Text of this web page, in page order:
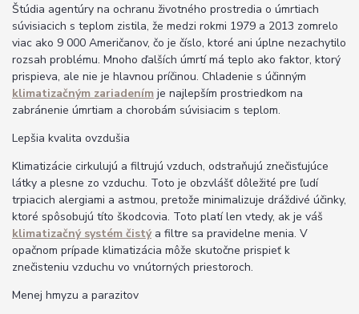
Štúdia agentúry na ochranu životného prostredia o úmrtiach
súvisiacich s teplom zistila, že medzi rokmi 1979 a 2013 zomrelo
viac ako 9 000 Američanov, čo je číslo, ktoré ani úplne nezachytilo
rozsah problému. Mnoho ďalších úmrtí má teplo ako faktor, ktorý
prispieva, ale nie je hlavnou príčinou. Chladenie s účinným
klimatizačným zariadením je najlepším prostriedkom na
zabránenie úmrtiam a chorobám súvisiacim s teplom.
Lepšia kvalita ovzdušia
Klimatizácie cirkulujú a filtrujú vzduch, odstraňujú znečisťujúce
látky a plesne zo vzduchu. Toto je obzvlášť dôležité pre ľudí
trpiacich alergiami a astmou, pretože minimalizuje dráždivé účinky,
ktoré spôsobujú títo škodcovia. Toto platí len vtedy, ak je váš
klimatizačný systém čistýa filtre sa pravidelne menia. V
opačnom prípade klimatizácia môže skutočne prispieť k
znečisteniu vzduchu vo vnútorných priestoroch.
Menej hmyzu a parazitov